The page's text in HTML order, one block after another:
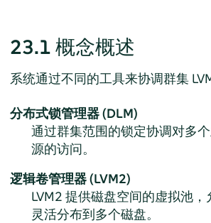
23.1 概念概述
系统通过不同的工具来协调群集
分布式锁管理器 (DLM)
通过群集范围的锁定协调对多
源的访问。
逻辑卷管理器 (LVM2)
LVM2 提供磁盘空间的虚拟池
灵活分布到多个磁盘。